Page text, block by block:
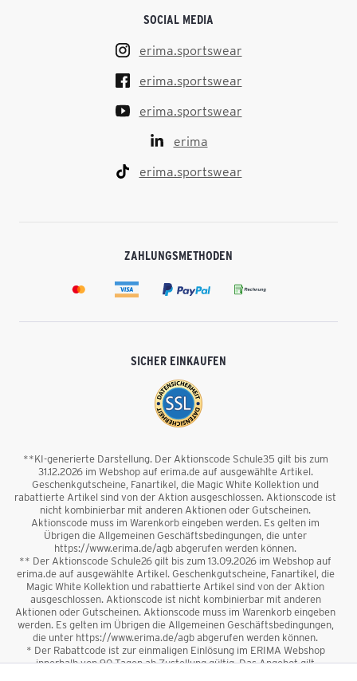
SOCIAL MEDIA
erima.sportswear
erima.sportswear
erima.sportswear
erima
erima.sportswear
ZAHLUNGSMETHODEN
SICHER EINKAUFEN
**KI-generierte Darstellung. Der Aktionscode Schule35 gilt bis zum
31.12.2026 im Webshop auf erima.de auf ausgewählte Artikel.
Geschenkgutscheine, Fanartikel, die Magic White Kollektion und
rabattierte Artikel sind von der Aktion ausgeschlossen. Aktionscode ist
nicht kombinierbar mit anderen Aktionen oder Gutscheinen.
Aktionscode muss im Warenkorb eingeben werden. Es gelten im
Übrigen die Allgemeinen Geschäftsbedingungen, die unter
https://www.erima.de/agb abgerufen werden können.
** Der Aktionscode Schule26 gilt bis zum 13.09.2026 im Webshop auf
erima.de auf ausgewählte Artikel. Geschenkgutscheine, Fanartikel, die
Magic White Kollektion und rabattierte Artikel sind von der Aktion
ausgeschlossen. Aktionscode ist nicht kombinierbar mit anderen
Aktionen oder Gutscheinen. Aktionscode muss im Warenkorb eingeben
werden. Es gelten im Übrigen die Allgemeinen Geschäftsbedingungen,
die unter https://www.erima.de/agb abgerufen werden können.
* Der Rabattcode ist zur einmaligen Einlösung im ERIMA Webshop
innerhalb von 90 Tagen ab Zustellung gültig. Das Angebot gilt